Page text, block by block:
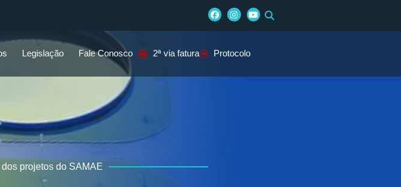
Legislação Fale Conosco 2ª via fatura Protocolo
projetos do SAMAE